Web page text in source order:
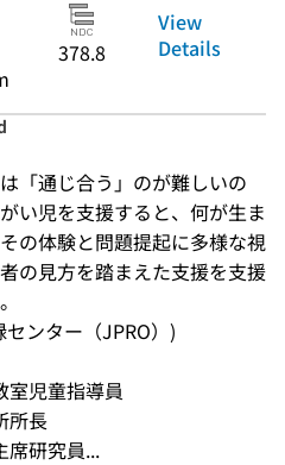
378.8
View
Details
「通じ合う」のが難しいの
い児を支援すると、何が生ま
の体験と問題提起に多様な視
の見方を踏まえた支援を支援
ンター（JPRO）)
室児童指導員
所長
席研究員...